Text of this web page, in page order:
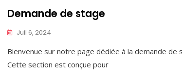
Demande de stage
Juil 6, 2024
Bienvenue sur notre page dédiée à la demande de
Cette section est conçue pour